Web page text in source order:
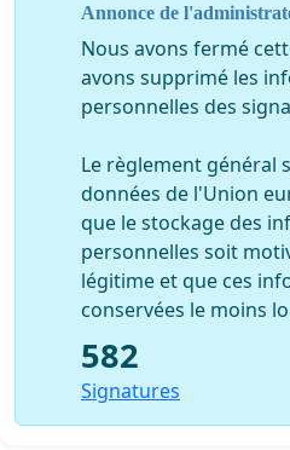
du PQ et elles se sont
course à la chefferie,
citoyens dont le PQ aura
réellement pousser Philippe
gouvernement dans les
place que les libéraux
saccage sans précédent de
(Texte original paru dans Le
Annonce de
Nous avons fermé
avons supprimé les
personnelles des
Le règlement général
données de l'Union
que le stockage des
personnelles soit
légitime et que ces
conservées le moins
582
Signatures